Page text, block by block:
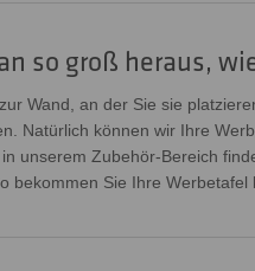
so groß heraus,
Wand, an der Sie sie
Natürlich können wir Ihre
unserem Zubehör-Bereich
bekommen Sie Ihre Werbetafel